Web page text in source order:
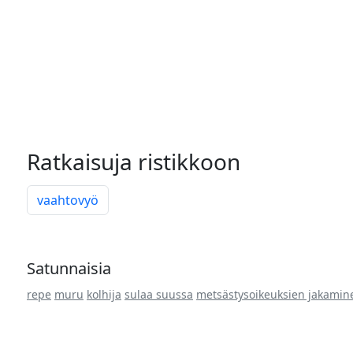
Ratkaisuja ristikkoon
vaahtovyö
Satunnaisia
repe muru kolhija sulaa suussa metsästysoikeuksien